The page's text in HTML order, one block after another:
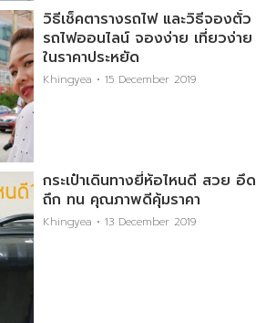
วิธีเช็คตารางรถไฟ และวิธีจองตั๋ว
รถไฟออนไลน์ จองง่าย เที่ยวง่าย
ในราคาประหยัด
Khingyea 15 December 2019
กระเป๋าเดินทางยี่ห้อไหนดี สวย อึด
ถึก ทน คุณภาพดีคุ้มราคา
Khingyea 13 December 2019